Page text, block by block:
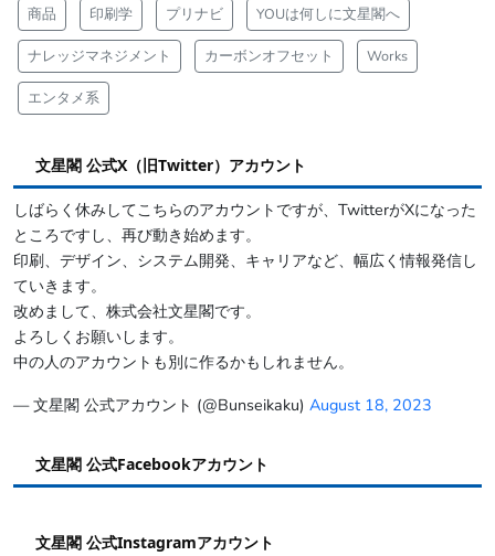
商品 印刷学 プリナビ YOUは何しに文星閣へ
ナレッジマネジメント カーボンオフセット Works
エンタメ系
文星閣 公式X（旧Twitter）アカウント
しばらく休みしてこちらのアカウントですが、TwitterがXになった
ところですし、再び動き始めます。
印刷、デザイン、システム開発、キャリアなど、幅広く情報発信し
ていきます。
改めまして、株式会社文星閣です。
よろしくお願いします。
中の人のアカウントも別に作るかもしれません。
— 文星閣 公式アカウント (@Bunseikaku) August 18, 2023
文星閣 公式Facebookアカウント
文星閣 公式Instagramアカウント